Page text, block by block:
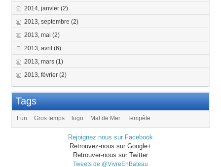
2014, janvier(2)
2013, septembre(2)
2013, mai(2)
2013, avril(6)
2013, mars(1)
2013, février(2)
Tags
Fun Gros temps logo Mal de Mer Tempête
Rejoignez nous sur Facebook
Retrouvez-nous sur Google+
Retrouver-nous sur Twitter
Tweets de @VivreEnBateau